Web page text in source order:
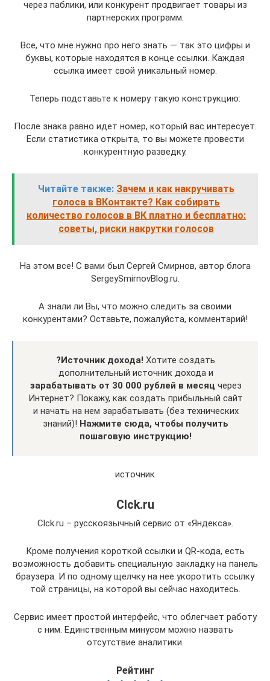
через паблики, или конкурент продвигает товары из
партнерских программ.
Все, что мне нужно про него знать — так это цифры и
буквы, которые находятся в конце ссылки. Каждая
ссылка имеет свой уникальный номер.
Теперь подставьте к номеру такую конструкцию:
После знака равно идет номер, который вас интересует.
Если статистика открыта, то вы можете провести
конкурентную разведку.
Читайте также: Зачем и как накручивать
голоса в ВКонтакте? Как собирать
количество голосов в ВК платно и бесплатно:
советы, риски накрутки голосов
На этом все! С вами был Сергей Смирнов, автор блога
SergeySmirnovBlog.ru.
А знали ли Вы, что можно следить за своими
конкурентами? Оставьте, пожалуйста, комментарий!
?Источник дохода! Хотите создать
дополнительный источник дохода и
зарабатывать от 30 000 рублей в месяц через
Интернет? Покажу, как создать прибыльный сайт
и начать на нем зарабатывать (без технических
знаний)! Нажмите сюда, чтобы получить
пошаговую инструкцию!
источник
Clck.ru
Clck.ru – русскоязычный сервис от «Яндекса».
Кроме получения короткой ссылки и QR-кода, есть
возможность добавить специальную закладку на панель
браузера. И по одному щелчку на нее укоротить ссылку
той страницы, на которой вы сейчас находитесь.
Сервис имеет простой интерфейс, что облегчает работу
с ним. Единственным минусом можно назвать
отсутствие аналитики.
Рейтинг